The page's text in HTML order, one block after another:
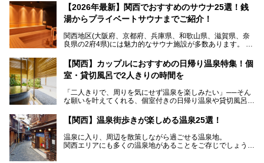
【2026年最新】関西でおすすめのサウナ25選！銭
湯からプライベートサウナまでご紹介！
関西地区(大阪府、京都府、兵庫県、和歌山県、滋賀県、奈
良県の2府4県)には魅力的なサウナ施設が多数あります。
この記事では、今ホットなサウナ施設を、「本格サウナー向
旅ユーザー向け」などおすすめ別にご紹介します。
ニフティ温泉ならではのお得なクーポンが使える施設や口コ
ミも紹介するので、関西でサウナに行きたい人は参考にして
みてください！
【関西】カップルにおすすめの日帰り温泉特集！個
室・貸切風呂で2人きりの時間を
「二人きりで、周りを気にせず温泉を楽しみたい」──そん
な願いを叶えてくれる、個室付きの日帰り温泉や貸切風呂の
源泉かけ流しや景色を楽しめる貸切露天風呂、お部屋での食
事付きプランなど、デートや記念日、ちょっと特別な休日に
もぴったり。
【関西】温泉街歩きが楽しめる温泉25選！
温泉に入り、周辺を散策しながら過ごせる温泉地。
関西エリアにも多くの温泉地があることをご存じでしょう